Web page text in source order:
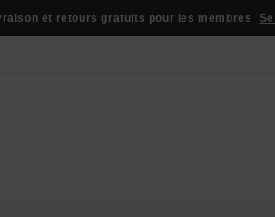
et retours gratuits pour les membres